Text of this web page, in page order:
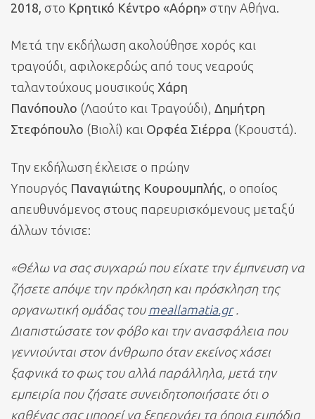
2018, στο Κρητικό Κέντρο «Αόρη» στην Αθήνα.
Μετά την εκδήλωση ακολούθησε χορός και
τραγούδι, αφιλοκερδώς από τους νεαρούς
ταλαντούχους μουσικούς Χάρη
Πανόπουλο (Λαούτο και Τραγούδι), Δημήτρη
Στεφόπουλο (Βιολί) και Ορφέα Σιέρρα (Κρουστά).
Την εκδήλωση έκλεισε ο πρώην
Υπουργός Παναγιώτης Κουρουμπλής , ο οποίος
απευθυνόμενος στους παρευρισκόμενους μεταξύ
άλλων τόνισε:
«Θέλω να σας συγχαρώ που είχατε την έμπνευση να
ζήσετε απόψε την πρόκληση και πρόσκληση της
οργανωτική ομάδας του meallamatia.gr.
Διαπιστώσατε τον φόβο και την ανασφάλεια που
γεννιούνται στον άνθρωπο όταν εκείνος χάσει
ξαφνικά το φως του αλλά παράλληλα, μετά την
εμπειρία που ζήσατε συνειδητοποιήσατε ότι ο
καθένας σας μπορεί να ξεπερνάει τα όποια εμπόδια